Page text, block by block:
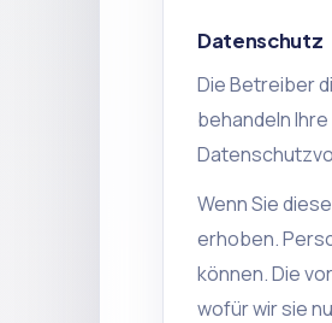
Datenschutz
Die Betreiber
behandeln
Wenn Sie
erhoben.
können. Die
wofür wir sie